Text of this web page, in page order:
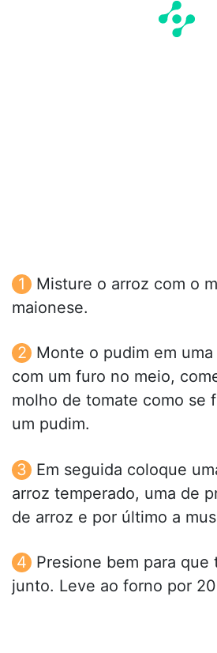
Misture o arroz com o
maionese.
Monte o pudim em
com um furo no meio,
molho de tomate como se
um pudim.
Em seguida coloque
arroz temperado, uma de
de arroz e por último a
Presione bem para
junto. Leve ao forno por